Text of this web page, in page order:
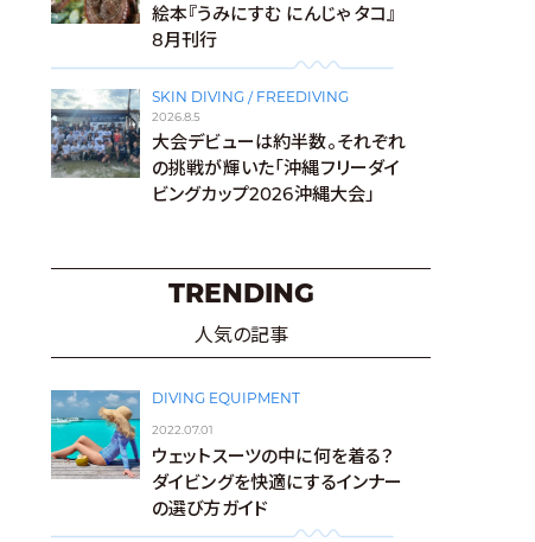
絵本『うみにすむ にんじゃ タコ』
8月刊行
SKIN DIVING / FREEDIVING
2026.8.5
大会デビューは約半数。それぞれ
の挑戦が輝いた「沖縄フリーダイ
ビングカップ2026沖縄大会」
TRENDING
人気の記事
DIVING EQUIPMENT
2022.07.01
ウェットスーツの中に何を着る？
ダイビングを快適にするインナー
の選び方ガイド